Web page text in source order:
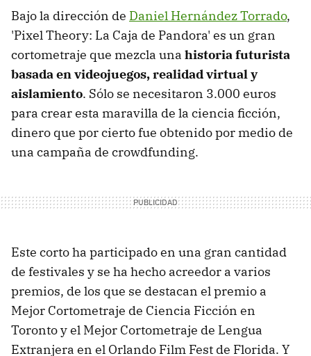
Bajo la dirección de Daniel Hernández Torrado,
'Pixel Theory: La Caja de Pandora' es un gran
cortometraje que mezcla una historia futurista
basada en videojuegos, realidad virtual y
aislamiento. Sólo se necesitaron 3.000 euros
para crear esta maravilla de la ciencia ficción,
dinero que por cierto fue obtenido por medio de
una campaña de crowdfunding.
Este corto ha participado en una gran cantidad
de festivales y se ha hecho acreedor a varios
premios, de los que se destacan el premio a
Mejor Cortometraje de Ciencia Ficción en
Toronto y el Mejor Cortometraje de Lengua
Extranjera en el Orlando Film Fest de Florida. Y